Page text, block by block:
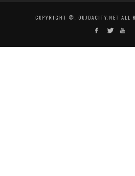
COPYRIGHT ©, OUJDACITY.NET ALL